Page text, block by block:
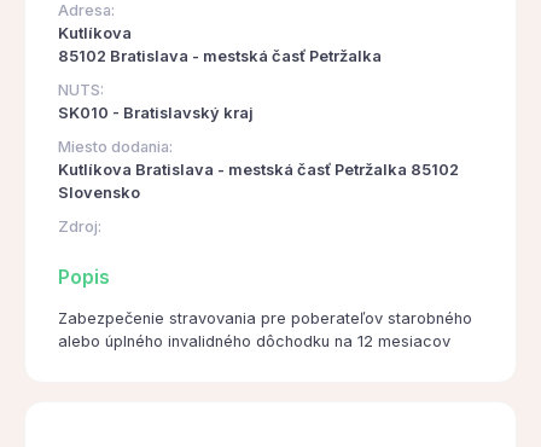
Adresa:
Kutlíkova
85102 Bratislava - mestská časť Petržalka
NUTS:
SK010 - Bratislavský kraj
Miesto dodania:
Kutlíkova Bratislava - mestská časť Petržalka 85102
Slovensko
Zdroj:
Popis
Zabezpečenie stravovania pre poberateľov starobného
alebo úplného invalidného dôchodku na 12 mesiacov